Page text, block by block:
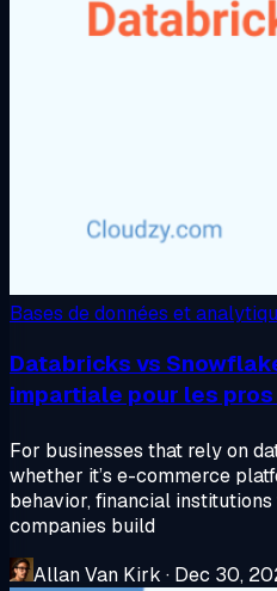
Bases de données et
Databricks vs
impartiale pour les
For businesses that rely on
whether it’s e-commerce
behavior, financial
companies build
Allan Van Kirk · Dec 30,